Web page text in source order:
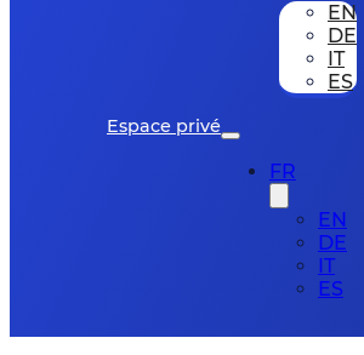
Espace privé
EN
DE
IT
ES
FR
EN
DE
IT
ES